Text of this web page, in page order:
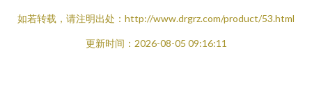
如若转载，请注明出处：http://www.drgrz.com/product/53.html
更新时间：2026-08-05 09:16:11